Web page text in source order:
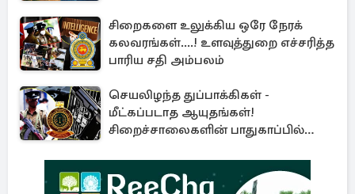
சிறைகளை உலுக்கிய ஒரே நேரக்
கலவரங்கள்....! உளவுத்துறை எச்சரித்த
பாரிய சதி அம்பலம்
செயலிழந்த துப்பாக்கிகள் -
மீட்கப்படாத ஆயுதங்கள்!
சிறைச்சாலைகளின் பாதுகாப்பில்